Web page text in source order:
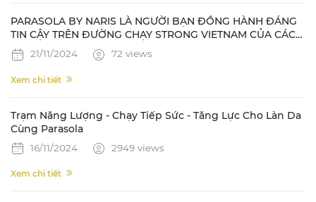
PARASOLA BY NARIS LÀ NGƯỜI BẠN ĐỒNG HÀNH ĐÁNG
TIN CẬY TRÊN ĐƯỜNG CHẠY STRONG VIETNAM CỦA CÁC
NAM VƯƠNG QUỐC TẾ
21/11/2024 72 views
Xem chi tiết
Trạm Năng Lượng - Chạy Tiếp Sức - Tăng Lực Cho Làn Da
Cùng Parasola
16/11/2024 2949 views
Xem chi tiết